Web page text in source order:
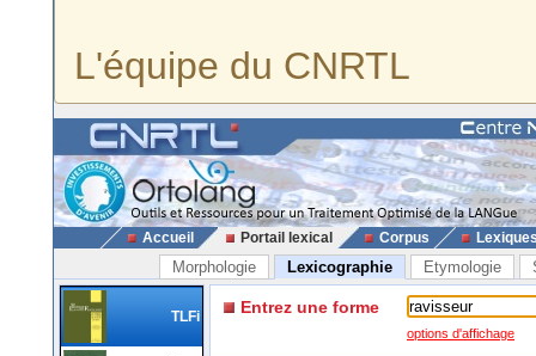
L'équipe du CNRTL
Accueil Portail lexical Corpus
Morphologie Lexicographie Etymologie
TLFi Entrez une forme
options d'affichage